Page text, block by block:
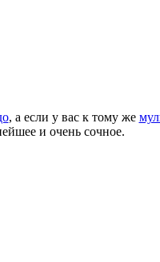
, а если у вас к тому же
и очень сочное.